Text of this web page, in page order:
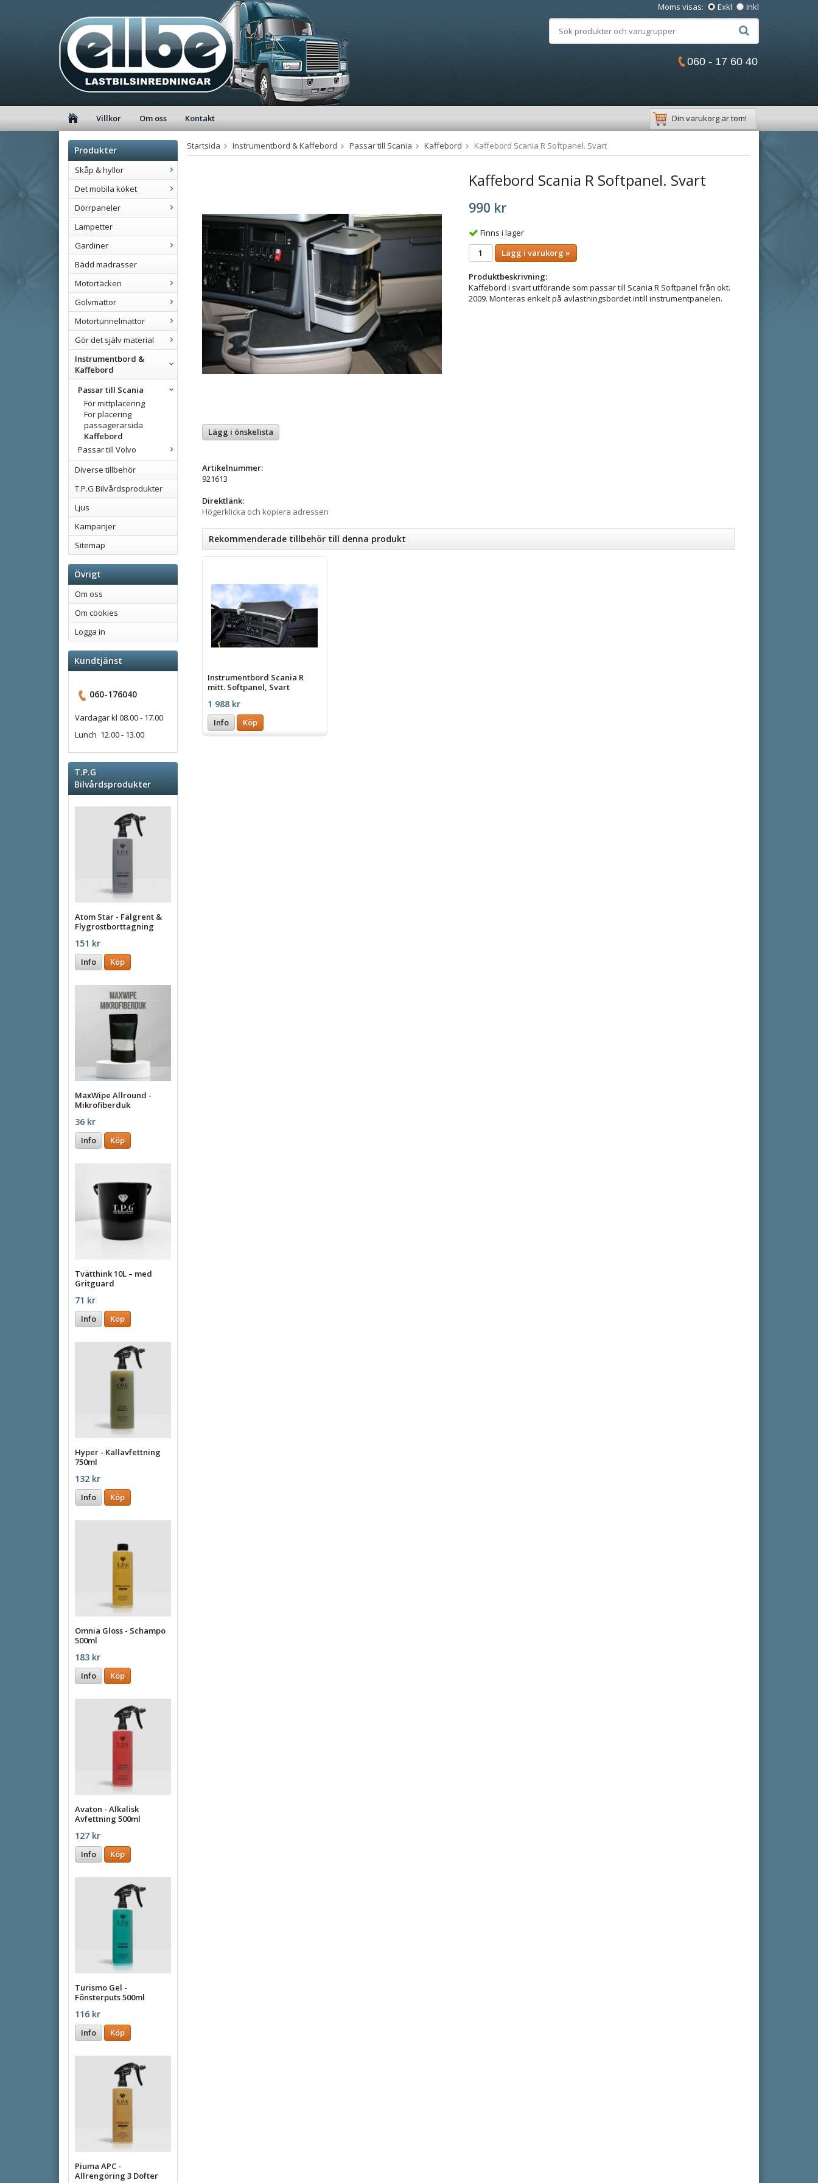
060 - 17 60 40
Moms visas: Exkl Inkl
Villkor Om oss Kontakt Din varukorg är tom!
Produkter
Skåp & hyllor
Det mobila köket
Dörrpaneler
Lampetter
Gardiner
Bädd madrasser
Motortäcken
Golvmattor
Motortunnelmattor
Gör det själv material
Instrumentbord &
Kaffebord
Passar till Scania
För mittplacering
För placering
passagerarsida
Kaffebord
Passar till Volvo
Diverse tillbehör
T.P.G Bilvårdsprodukter
Ljus
Kampanjer
Sitemap
Övrigt
Om oss
Om cookies
Logga in
Kundtjänst
060-176040
Vardagar kl 08.00 - 17.00
Lunch 12.00 - 13.00
T.P.G
Bilvårdsprodukter
Atom Star - Fälgrent &
Flygrostborttagning
151 kr
Info Köp
MaxWipe Allround -
Mikrofiberduk
36 kr
Info Köp
Tvätthink 10L – med
Gritguard
71 kr
Info Köp
Hyper - Kallavfettning
750ml
132 kr
Info Köp
Omnia Gloss - Schampo
500ml
183 kr
Info Köp
Avaton - Alkalisk
Avfettning 500ml
127 kr
Info Köp
Turismo Gel -
Fönsterputs 500ml
116 kr
Info Köp
Piuma APC -
Allrengöring 3 Dofter
Startsida Instrumentbord & Kaffebord Passar till Scania Kaffebord Kaffebord Scania R Softpanel. Svart
Kaffebord Scania R Softpanel. Svart
990 kr
Finns i lager
Lägg i varukorg »
Produktbeskrivning:
Kaffebord i svart utförande som passar till Scania R Softpanel från okt.
2009. Monteras enkelt på avlastningsbordet intill instrumentpanelen.
Lägg i önskelista
Artikelnummer:
921613
Direktlänk:
Högerklicka och kopiera adressen
Rekommenderade tillbehör till denna produkt
Instrumentbord Scania R
mitt. Softpanel, Svart
1 988 kr
Info Köp